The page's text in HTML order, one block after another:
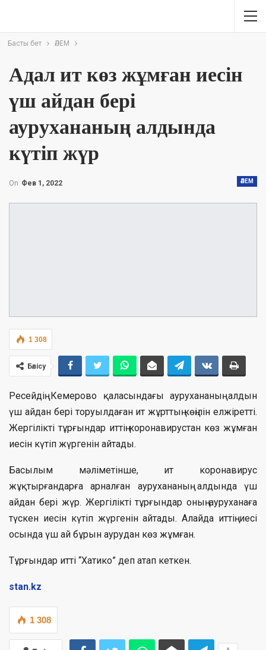
Басты бет ӘЛЕМ
Адал ит көз жұмған иесін
үш айдан бері
аурухананың алдында
күтіп жүр
ӘЛЕМ
On Фев 1, 2022
1 308
Бөлісу
Ресейдің Кемерово қаласындағы аурухананың алдын
үш айдан бері торуылдаған ит жұрттың көңілін елжіретті.
Жергілікті тұрғындар иттің коронавирустан көз жұмған
иесін күтіп жүргенін айтады.
Басылым мәліметінше, ит коронавирус
жұқтырғандарға арналған аурухананың алдында үш
айдан бері жүр. Жергілікті тұрғындар оның ауруханаға
түскен иесін күтіп жүргенін айтады. Алайда иттің иесі
осында үш ай бұрын аурудан көз жұмған.
Тұрғындар итті “Хатико” деп атап кеткен.
stan.kz
1 308